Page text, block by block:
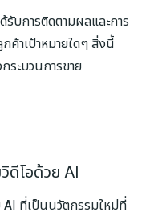
รับการติดตามผลและการ
ค้าเป้าหมายใดๆ สิ่งนี้
ระบวนการขาย
ดีโอด้วย AI
ที่เป็นนวัตกรรมใหม่ที่